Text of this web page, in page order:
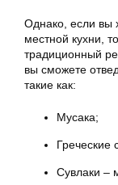
Однако, если вы
местной кухни,
традиционный
вы сможете
такие как:
Мусака;
Греческие
Сувлаки –